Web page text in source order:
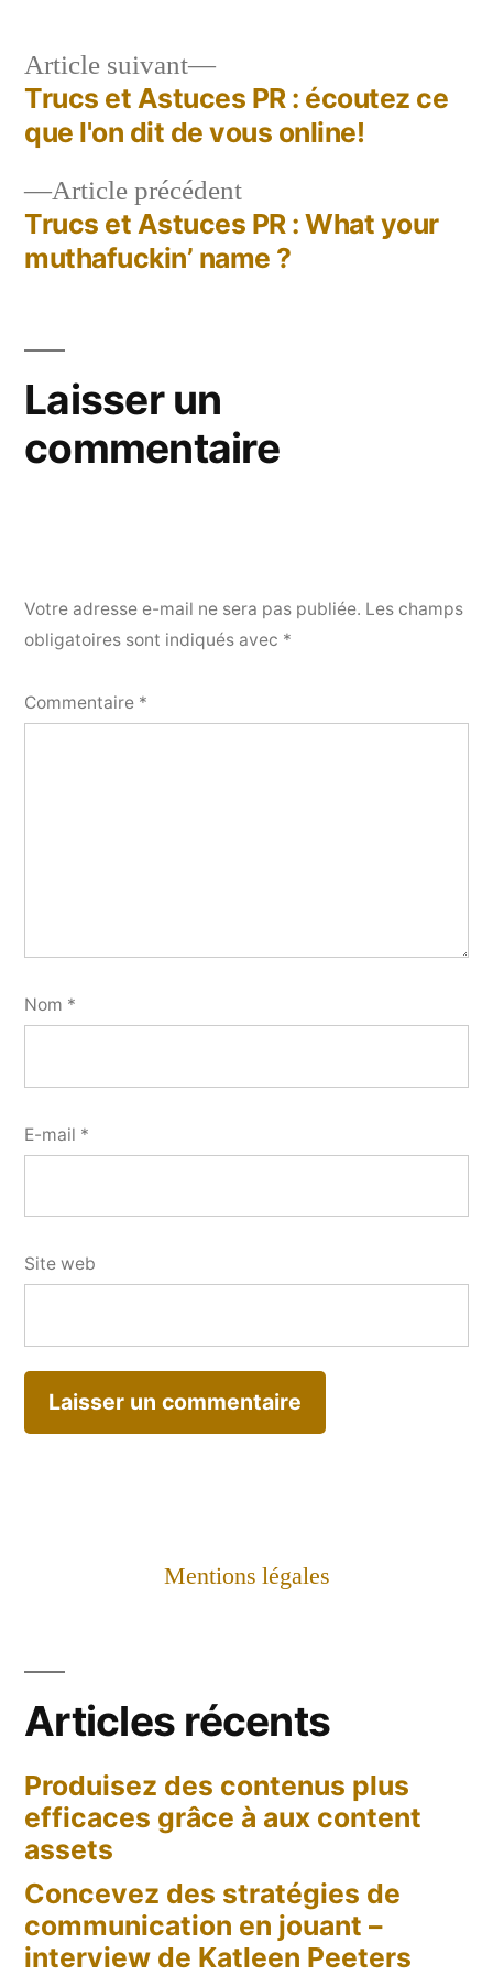
Navigation
l’article
Article précédentArticle
précédent :
Trucs et Astuces PR : What your
muthafuckin’ name ?
Article suivant
Article
suivant :
Trucs et Astuces PR : écoutez ce
que l'on dit de vous online!
Laisser un
commentaire
Votre adresse e-mail ne sera pas publiée. Les champs
obligatoires sont indiqués avec *
Commentaire *
Nom *
E-mail *
Site web
Mentions légales
Articles récents
Produisez des contenus plus
efficaces grâce à aux content
assets
Concevez des stratégies de
communication en jouant –
interview de Katleen Peeters